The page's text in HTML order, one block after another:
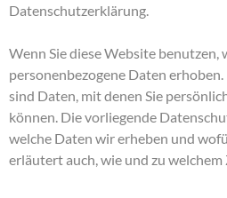
Datenschutzerklärung.
Wenn Sie diese Website benutzen,
personenbezogene Daten
sind Daten, mit denen Sie
können. Die vorliegende
welche Daten wir erheben und
erläutert auch, wie und zu welchem